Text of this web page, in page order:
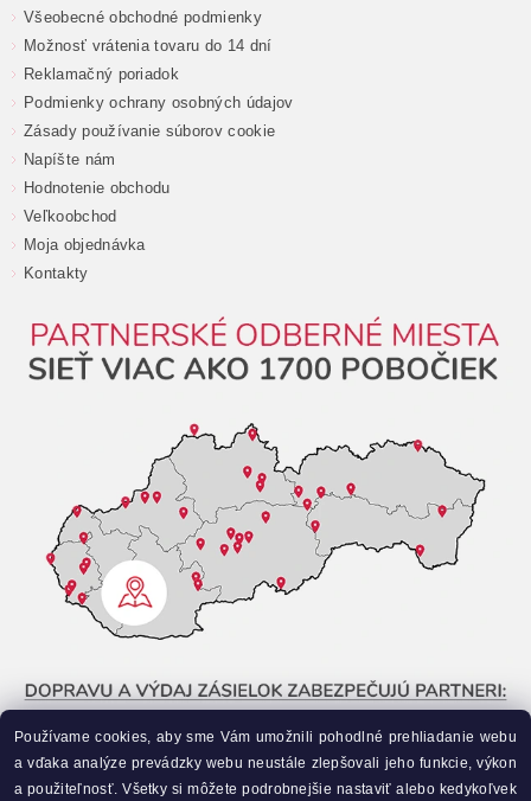
Všeobecné obchodné podmienky
Možnosť vrátenia tovaru do 14 dní
Reklamačný poriadok
Podmienky ochrany osobných údajov
Zásady používanie súborov cookie
Napíšte nám
Hodnotenie obchodu
Veľkoobchod
Moja objednávka
Kontakty
Používame cookies, aby sme Vám umožnili pohodlné prehliadanie webu
a vďaka analýze prevádzky webu neustále zlepšovali jeho funkcie, výkon
a použiteľnosť. Všetky si môžete podrobnejšie nastaviť alebo kedykoľvek